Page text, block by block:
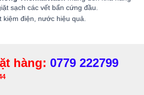
sạch các vết bẩn cứng đầu.
kiệm điện, nước hiệu quả.
hàng: 0779 222799